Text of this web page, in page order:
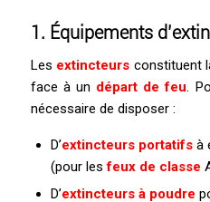
1. Équipements d’
Les extincteurs constituent
face à un départ de feu.
nécessaire de disposer :
D’extincteurs portatifsà
(pour lesfeux de classe
D’extincteurs à poudre